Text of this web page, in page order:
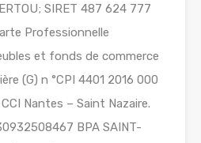
SIRET 487 624 777
Professionnelle
et fonds de commerce
(G) n °CPI 4401 2016 000
Nantes – Saint Nazaire.
BPA SAINT-